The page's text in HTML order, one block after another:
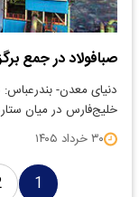
صبافولاد در جمع
دنیای معدن- بندرعباس:
خلیج‌فارس در میان
۳۰ خرداد ۱۴۰۵
1